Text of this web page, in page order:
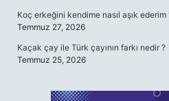
Koç erkeğini kendime nasıl aşık ederim
Temmuz 27, 2026
Kaçak çay ile Türk çayının farkı nedir ?
Temmuz 25, 2026